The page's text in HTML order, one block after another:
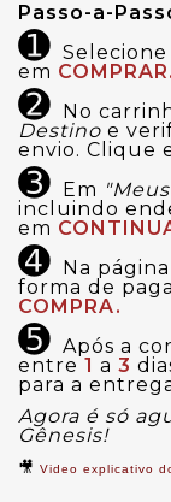
Passo-a-
➊
em COMPRAR.
➋ No
Destino e
envio. Clique
➌ Em
incluindo
em
➍ Na
forma de
COMPRA.
➎ Após a
entre 1 a 3
para a
Agora é só
Gênesis!
🎥 Video explicativo